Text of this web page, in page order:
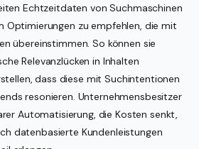
Echtzeitdaten von Suchmaschinen
Optimierungen zu empfehlen, die mit
übereinstimmen. So können sie
Relevanzlücken in Inhalten
dass diese mit Suchintentionen
resonieren. Unternehmensbesitzer
Automatisierung, die Kosten senkt,
datenbasierte Kundenleistungen